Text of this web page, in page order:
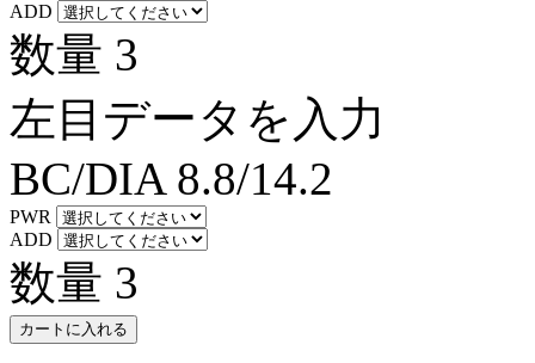
ADD
数量 3
左目データを入力
BC/DIA 8.8/14.2
PWR
ADD
数量 3
カートに入れる